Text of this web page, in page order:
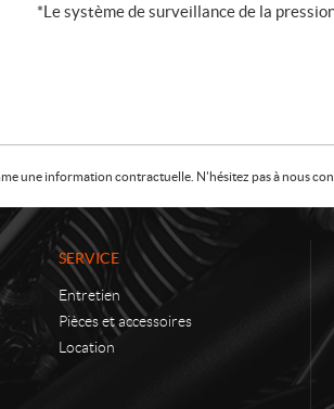
*Le système de surveillance de la
une information contractuelle. N'hésitez pas à nous
SERVICE
Entretien
Pièces et accessoires
Location